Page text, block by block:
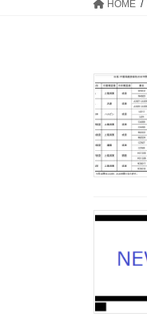
HOME